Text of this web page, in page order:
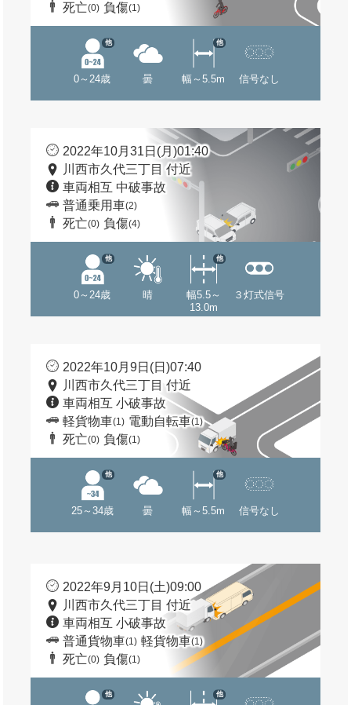
死亡(0) 負傷(1)
0～24歳
他
曇 幅～5.5m
他
信号なし
2022年10月31日(月)01:40
川西市久代三丁目 付近
車両相互 中破事故
普通乗用車(2)
死亡(0) 負傷(4)
0～24歳
他
晴
幅5.5～
13.0m
他
３灯式信号
2022年10月9日(日)07:40
川西市久代三丁目 付近
車両相互 小破事故
軽貨物車(1) 電動自転車(1)
死亡(0) 負傷(1)
25～34歳
他
曇 幅～5.5m
他
信号なし
2022年9月10日(土)09:00
川西市久代三丁目 付近
車両相互 小破事故
普通貨物車(1) 軽貨物車(1)
死亡(0) 負傷(1)
他 他